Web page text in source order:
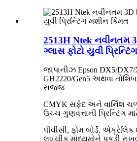
2513H Ntek નવીનતમ
ગ્લાસ ફોટો યુવી
જાપાનીઝ Epson DX5/DX7/
GH2220/Gen5 અથવા
સજ્જ
CMYK સફેદ અને વાર્નિશ
ઉચ્ચ ગુણવત્તાની પ્રિન્ટિંગ
પીવીસી, ફોમ બોર્ડ,
લવચીક માધ્યમોને પકડી